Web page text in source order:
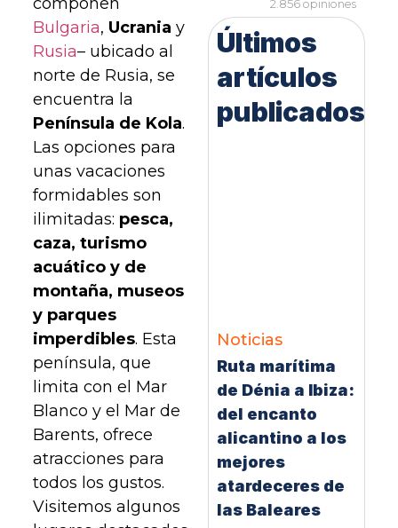
Bulgaria, Ucrania y
Rusia– ubicado al
norte de Rusia, se
encuentra la
Península de Kola.
Las opciones para
unas vacaciones
formidables son
ilimitadas: pesca,
caza, turismo
acuático y de
montaña, museos
y parques
imperdibles. Esta
península, que
limita con el Mar
Blanco y el Mar de
Barents, ofrece
atracciones para
todos los gustos.
Visitemos algunos
Últimos
artículos
publicados
Noticias
Ruta marítima
de Dénia a Ibiza:
del encanto
alicantino a los
mejores
atardeceres de
las Baleares